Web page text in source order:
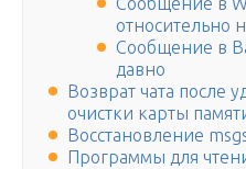
относительно
Сообщение в
давно
Возврат чата после
очистки карты
Восстановление
Программы для